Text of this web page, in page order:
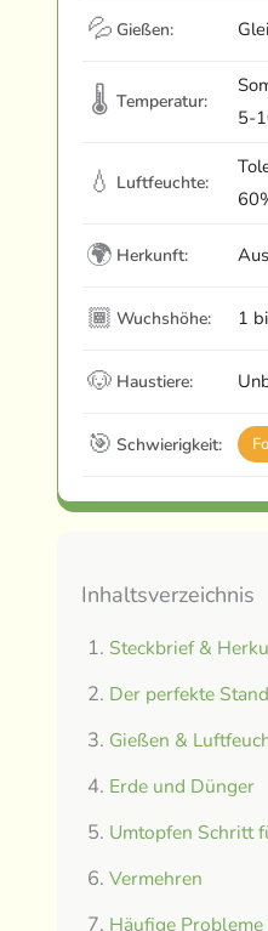
💦 Gießen:
🌡 Temperatur:
5-
💧 Luftfeuchte:
🌍 Herkunft:
🏾 Wuchshöhe: 1
🐶 Haustiere:
🎯 Schwierigkeit:
Inhaltsverzeichnis
Steckbrief &
Der perfekte
Gießen &
Erde und Dünger
Umtopfen Schritt
Vermehren
Häufige